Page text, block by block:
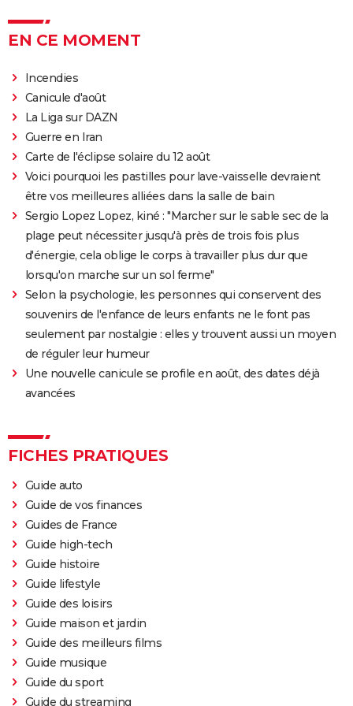
Tomb Raider : synopsis, Alicia Vikander, streaming,
avis... Tout sur le film sur Lara Croft
streaming, critiques, Disney+...
Uncharted : faut-il connaître le jeu avant de voir le
film ?
le film avec Tom Hardy
Ant-Man 3 : critiques, scène post-générique, bande-
annonce, casting...
Fast and Furious 9 : synopsis, casting, bande-
annonce, streaming, photos, avis...
Top Gun Maverick : Tom Cruise a-t-il vraiment piloté
des avions pour les besoins du film ?
Hunger Games, Lever de soleil sur la Moisson : Effie,
Haymitch... des personnages bien connus dans la
bande-annonce
Doctor Strange 2 : que signifient les scènes post-
diviser les fans du film culte ?
sanglante bande-annonce, quelle date de sortie ?
Thunderbolts* : le dernier film Marvel vaut-il le
coup ? Les critiques sont (presque) unanimes
Mad Max Fury Road : synopsis, casting, bande-
annonce, streaming, avis...
John Wick 4 : casting, avis, critiques, suite, séances,
streaming...
Black Panther 2 : de quoi est mort l'acteur Chadwick
Boseman ?
Furiosa : que vaut le prequel de "Mad Max Fury
EN CE MOMENT
Incendies
Canicule d'août
La Liga sur DAZN
Guerre en Iran
Carte de l'éclipse solaire du 12 août
Voici pourquoi les pastilles pour lave-vaisselle devraient
être vos meilleures alliées dans la salle de bain
Sergio Lopez Lopez, kiné : "Marcher sur le sable sec de la
plage peut nécessiter jusqu'à près de trois fois plus
d'énergie, cela oblige le corps à travailler plus dur que
lorsqu'on marche sur un sol ferme"
Selon la psychologie, les personnes qui conservent des
souvenirs de l'enfance de leurs enfants ne le font pas
seulement par nostalgie : elles y trouvent aussi un moyen
de réguler leur humeur
Une nouvelle canicule se profile en août, des dates déjà
avancées
FICHES PRATIQUES
Guide auto
Guide de vos finances
Guides de France
Guide high-tech
Guide histoire
Guide lifestyle
Guide des loisirs
Guide maison et jardin
Guide des meilleurs films
Guide musique
Guide du sport
Guide du streaming